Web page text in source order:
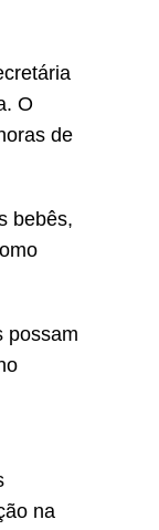
O
de
bebês,
possam
na